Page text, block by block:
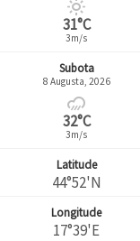
31°C
3m/s
Subota
8 Augusta, 2026
32°C
3m/s
Latitude
44°52'N
Longitude
17°39'E